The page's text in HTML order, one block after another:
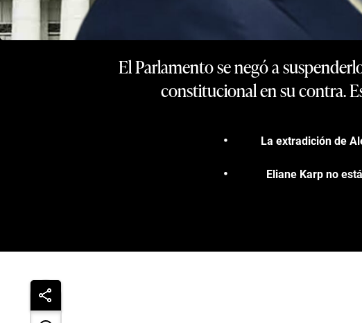
El Parlamento se negó a
constitucional en su contra.
La extradición de
Eliane Karp no